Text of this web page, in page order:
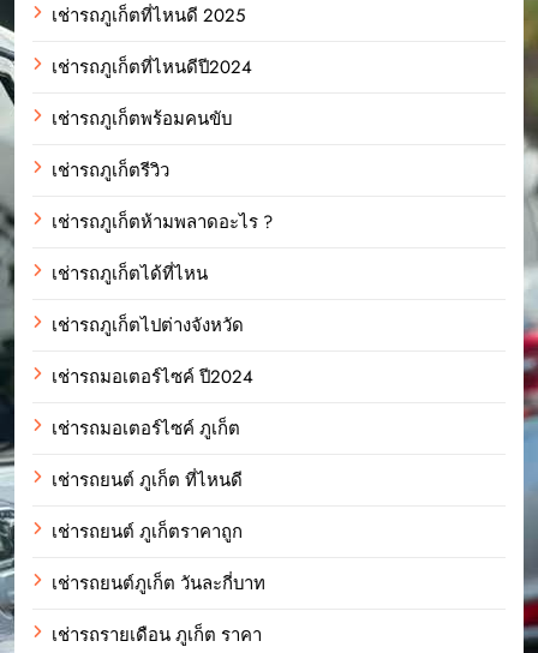
เช่ารถภูเก็ตที่ไหนดี 2025
เช่ารถภูเก็ตที่ไหนดีปี2024
เช่ารถภูเก็ตพร้อมคนขับ
เช่ารถภูเก็ตรีวิว
เช่ารถภูเก็ตห้ามพลาดอะไร ?
เช่ารถภูเก็ตได้ที่ไหน
เช่ารถภูเก็ตไปต่างจังหวัด
เช่ารถมอเตอร์ไซค์ ปี2024
เช่ารถมอเตอร์ไซค์ ภูเก็ต
เช่ารถยนต์ ภูเก็ต ที่ไหนดี
เช่ารถยนต์ ภูเก็ตราคาถูก
เช่ารถยนต์ภูเก็ต วันละกี่บาท
เช่ารถรายเดือน ภูเก็ต ราคา